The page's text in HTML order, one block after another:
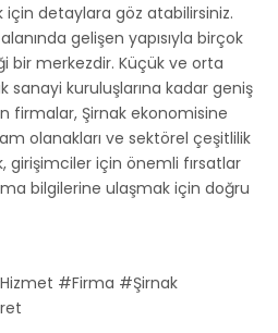
detaylara göz atabilirsiniz.
gelişen yapısıyla birçok
bir merkezdir. Küçük ve orta
kuruluşlarına kadar geniş
firmalar, Şirnak ekonomisine
olanakları ve sektörel çeşitlilik
girişimciler için önemli fırsatlar
bilgilerine ulaşmak için doğru
#Firma #Şirnak